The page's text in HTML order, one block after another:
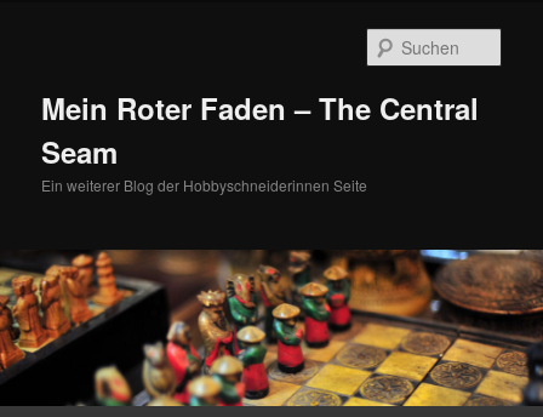
Mein Roter Faden – The Central
Seam
Ein weiterer Blog der Hobbyschneiderinnen Seite